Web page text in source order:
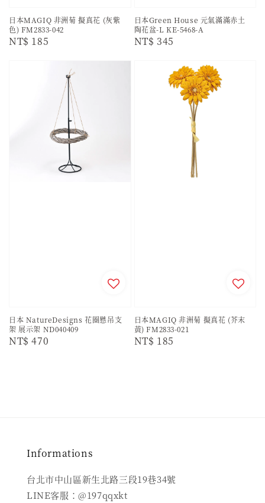
日本MAGIQ 非洲菊 擬真花 (灰紫
色) FM2833-042
Regular
NT$ 185
日本Green House 元氣滿滿赤土
陶花盆-L KE-5468-A
Regular
NT$ 345
日本 NatureDesigns 花圈懸吊支
架 展示架 ND040409
Regular
NT$ 470
日本MAGIQ 非洲菊 擬真花 (芥末
黃) FM2833-021
Regular
NT$ 185
Informations
台北市中山區新生北路三段19巷34號
LINE客服：@197qqxkt